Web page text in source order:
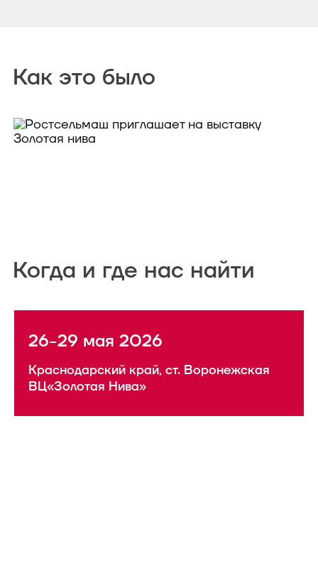
Как это было
Когда и где нас найти
26-29 мая 2026
Краснодарский край, ст. Воронежская
ВЦ«Золотая Нива»